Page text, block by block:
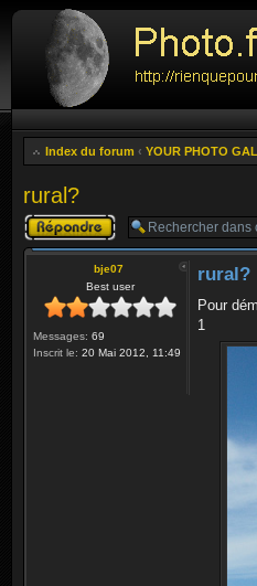
Index du forum ‹ YOUR PHOTO
rural?
Publier une
réponse
bje07
Best user
Messages: 69
Inscrit le: 20 Mai 2012, 11:49
rural?
Pour
1